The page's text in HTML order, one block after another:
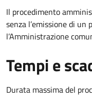
Il procedimento
senza l’emissione di
l’Amministrazione
Tempi e
Durata massima del